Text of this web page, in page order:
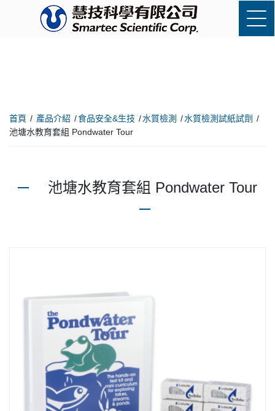
首頁 產品介紹 食品安全&生技 水質檢測
水質檢測試紙試劑
池塘水教育套組 Pondwater Tour
池塘水教育套組 Pondwater Tour